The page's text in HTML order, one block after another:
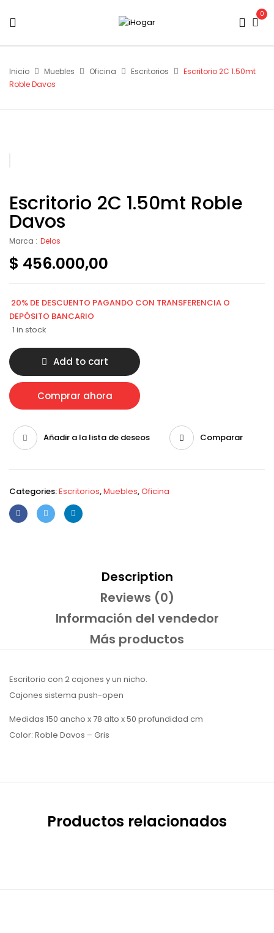
0
Inicio Muebles Oficina Escritorios
Escritorio 2C 1.50mt
Roble Davos
Escritorio 2C 1.50mt Roble
Davos
Marca : Delos
$ 456.000,00
20% DE DESCUENTO PAGANDO CON TRANSFERENCIA O
DEPÓSITO BANCARIO
1 in stock
Add to cart
Comprar ahora
Añadir a la lista de deseos Comparar
Categories:Escritorios,Muebles,Oficina
Description
Reviews (0)
Información del vendedor
Más productos
Escritorio con 2 cajones y un nicho.
Cajones sistema push-open
Medidas 150 ancho x 78 alto x 50 profundidad cm
Color: Roble Davos – Gris
Productos relacionados